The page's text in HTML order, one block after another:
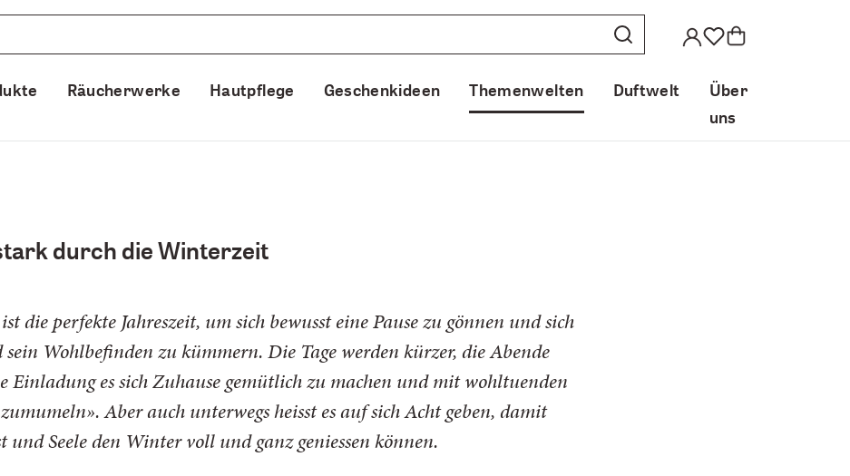
Räucherwerke Hautpflege Geschenkideen Themenwelten Duftwelt
Über
uns
durch die Winterzeit
die perfekte Jahreszeit, um sich bewusst eine Pause zu gönnen und sich
Wohlbefinden zu kümmern. Die Tage werden kürzer, die Abende
Einladung es sich Zuhause gemütlich zu machen und mit wohltuenden
Aber auch unterwegs heisst es auf sich Acht geben, damit
und Seele den Winter voll und ganz geniessen können.